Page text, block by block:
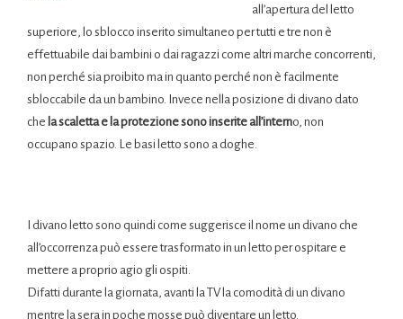
all’apertura del letto
superiore, lo sblocco inserito simultaneo per tutti e tre non è
effettuabile dai bambini o dai ragazzi come altri marche concorrenti,
non perché sia proibito ma in quanto perché non è facilmente
sbloccabile da un bambino. Invece nella posizione di divano dato
che la scaletta e la protezione sono inserite all’interno, non
occupano spazio. Le basi letto sono a doghe.
I divano letto sono quindi come suggerisce il nome un divano che
all’occorrenza può essere trasformato in un letto per ospitare e
mettere a proprio agio gli ospiti.
Difatti durante la giornata, avanti la TV la comodità di un divano
mentre la sera in poche mosse può diventare un letto.